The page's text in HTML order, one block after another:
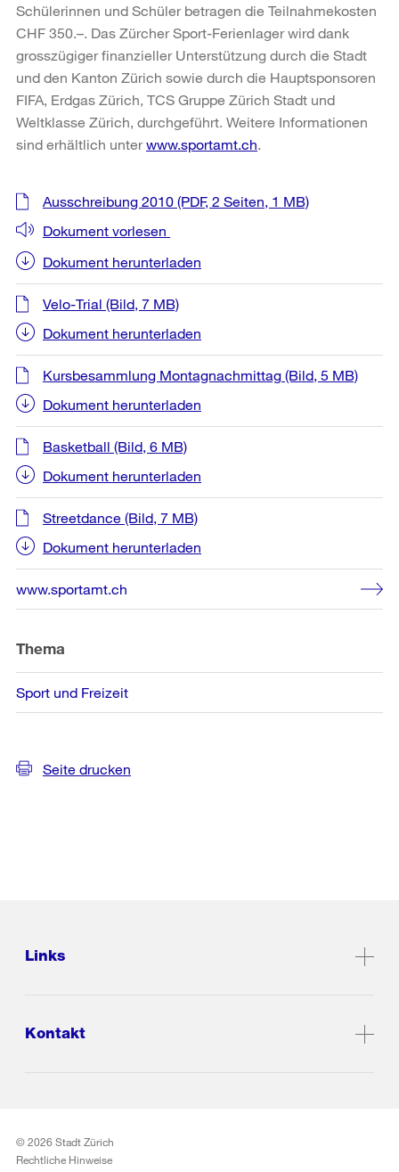
Schülerinnen und Schüler betragen die Teilnahmekosten
CHF 350.–. Das Zürcher Sport-Ferienlager wird dank
grosszügiger finanzieller Unterstützung durch die Stadt
und den Kanton Zürich sowie durch die Hauptsponsoren
FIFA, Erdgas Zürich, TCS Gruppe Zürich Stadt und
Weltklasse Zürich, durchgeführt. Weitere Informationen
sind erhältlich unterwww.sportamt.ch
Weitere
Informationen
Ausschreibung 2010 (PDF, 2 Seiten, 1 MB)
Dokument vorlesen
Dokument herunterladen
Velo-Trial (Bild, 7 MB)
Dokument herunterladen
Kursbesammlung Montagnachmittag (Bild, 5 MB)
Dokument herunterladen
Basketball (Bild, 6 MB)
Dokument herunterladen
Streetdance (Bild, 7 MB)
Dokument herunterladen
www.sportamt.ch
Thema
Sport und Freizeit
Seite drucken
Links
Kontakt
© 2026 Stadt Zürich
Rechtliche Hinweise